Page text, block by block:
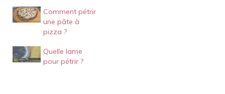
Comment pétrir
une pâte à
pizza ?
Quelle lame
pour pétrir ?